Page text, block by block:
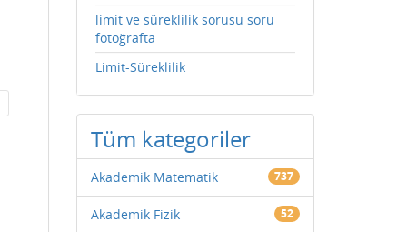
limit ve süreklilik sorusu soru
fotoğrafta
Limit-Süreklilik
Tüm kategoriler
Akademik Matematik 737
Akademik Fizik 52